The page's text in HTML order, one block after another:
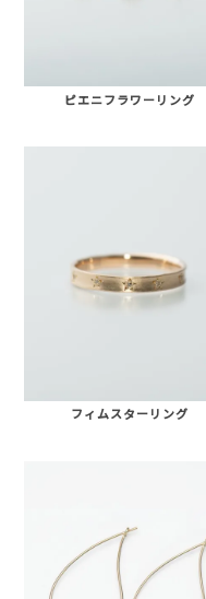
ピエニフラワーリング
フィムスターリング